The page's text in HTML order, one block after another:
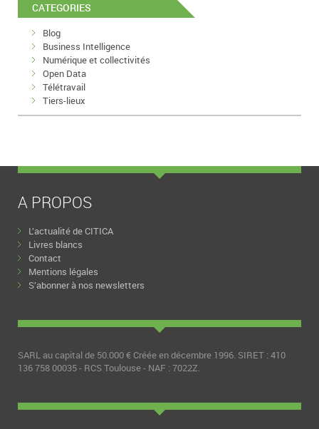
CATEGORIES
Blog
Business Intelligence
Numérique et collectivités
Open Data
Télétravail
Tiers-lieux
A PROPOS
L’actualité de CITICA
Livres blancs
Contact
Mentions légales
S’abonner à nos newsletters
SARL au capital de 50.000 € Créée en décembre 1996. SIRET : 410
136 758 00035 - RCS Toulouse - NAF : 7022Z.